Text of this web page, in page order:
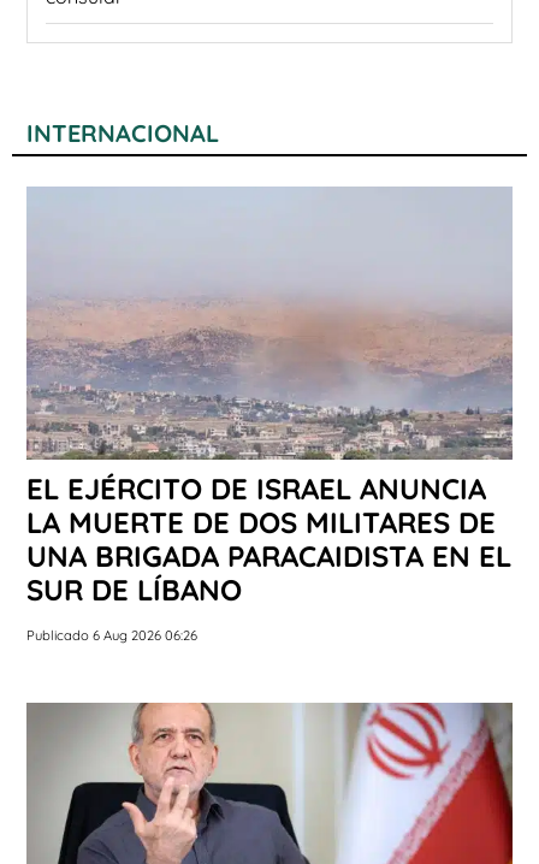
INTERNACIONAL
EL EJÉRCITO DE ISRAEL ANUNCIA
LA MUERTE DE DOS MILITARES DE
UNA BRIGADA PARACAIDISTA EN EL
SUR DE LÍBANO
Publicado 6 Aug 2026 06:26